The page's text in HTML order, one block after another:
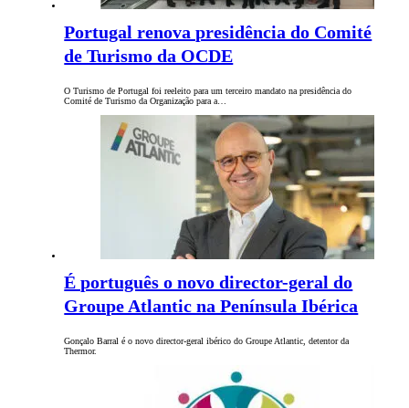
Portugal renova presidência do Comité
de Turismo da OCDE
O Turismo de Portugal foi reeleito para um terceiro mandato na presidência do
Comité de Turismo da Organização para a…
É português o novo director-geral do
Groupe Atlantic na Península Ibérica
Gonçalo Barral é o novo director-geral ibérico do Groupe Atlantic, detentor da
Thermor.